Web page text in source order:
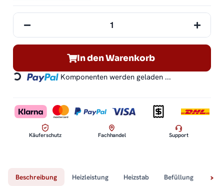
In den Warenkorb
Loading... Komponenten werden geladen ...
Käuferschutz Fachhandel Support
Beschreibung Heizleistung Heizstab Befüllung